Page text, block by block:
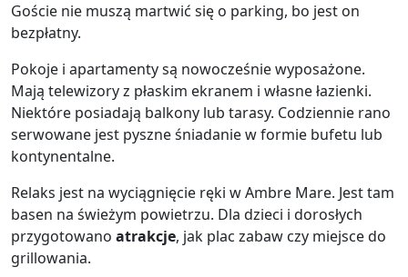
Goście nie muszą martwić się o parking, bo jest on
bezpłatny.
Pokoje i apartamenty są nowocześnie wyposażone.
Mają telewizory z płaskim ekranem i własne łazienki.
Niektóre posiadają balkony lub tarasy. Codziennie rano
serwowane jest pyszne śniadanie w formie bufetu lub
kontynentalne.
Relaks jest na wyciągnięcie ręki w Ambre Mare. Jest tam
basen na świeżym powietrzu. Dla dzieci i dorosłych
przygotowano atrakcje, jak plac zabaw czy miejsce do
grillowania.